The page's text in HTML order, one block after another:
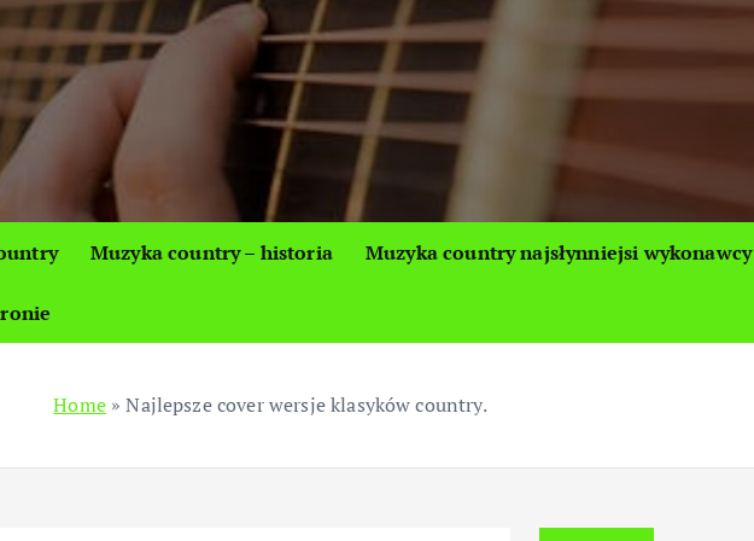
Muzyka country – historia Muzyka country najsłynniejsi wykonawcy
Home»Najlepsze cover wersje klasyków country.